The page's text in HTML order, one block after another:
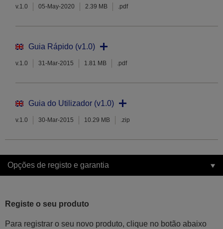
v.1.0 05-May-2020 2.39 MB .pdf
Guia Rápido (v1.0)
v.1.0 31-Mar-2015 1.81 MB .pdf
Guia do Utilizador (v1.0)
v.1.0 30-Mar-2015 10.29 MB .zip
Opções de registo e garantia
Registe o seu produto
Para registrar o seu novo produto, clique no botão abaixo